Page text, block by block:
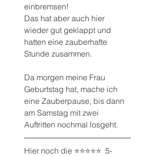
einbremsen!
Das hat aber auch hier
wieder gut geklappt und
hatten eine zauberhafte
Stunde zusammen.
Da morgen meine Frau
Geburtstag hat, mache ich
eine Zauberpause, bis dann
am Samstag mit zwei
Auftritten nochmal losgeht.
Hier noch die ⭐️⭐️⭐️⭐️⭐️  5-